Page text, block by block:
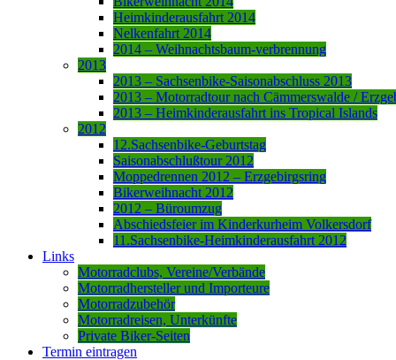
Heimkinderausfahrt 2014
Nelkenfahrt 2014
2014 – Weihnachtsbaum-verbrennung
2013
2013 – Sachsenbike-Saisonabschluss 2013
2013 – Motorradtour nach Cämmerswalde /
2013 – Heimkinderausfahrt ins Tropical Islands
2012
12.Sachsenbike-Geburtstag
Saisonabschlußtour 2012
Moppedrennen 2012 – Erzgebirgsring
Bikerweihnacht 2012
2012 – Büroumzug
Abschiedsfeier im Kinderkurheim Volkersdorf
11.Sachsenbike-Heimkinderausfahrt 2012
Links
Motorradclubs, Vereine/Verbände
Motorradhersteller und Importeure
Motorradzubehör
Motorradreisen, Unterkünfte
Private Biker-Seiten
Termin eintragen